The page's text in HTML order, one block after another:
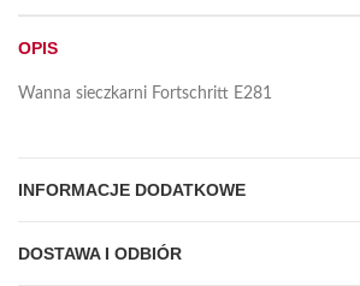
OPIS
Wanna sieczkarni Fortschritt E281
INFORMACJE DODATKOWE
DOSTAWA I ODBIÓR